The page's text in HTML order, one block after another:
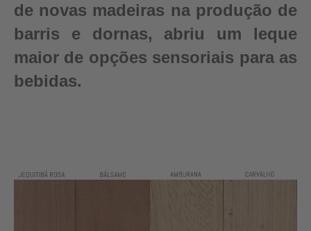
de novas madeiras na produção de
barris e dornas, abriu um leque
maior de opções sensoriais para as
bebidas.